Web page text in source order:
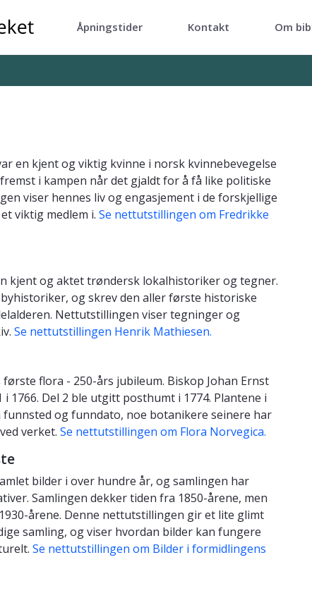
Åpningstider Kontakt Om
en kjent og viktig kvinne i norsk kvinnebevegelse
i kampen når det gjaldt for å få like politiske
viser hennes liv og engasjement i de forskjellige
viktig medlem i.Se nettutstillingen om Fredrikke
kjent og aktet trøndersk lokalhistoriker og tegner.
og skrev den aller første historiske
Nettutstillingen viser tegninger og
Se nettutstillingen Henrik Mathiesen.
flora - 250-års jubileum. Biskop Johan Ernst
1766. Del 2 ble utgitt posthumt i 1774. Plantene i
og funndato, noe botanikere seinere har
verket.Se nettutstillingen om Flora Norvegica.
bilder i over hundre år, og samlingen har
Samlingen dekker tiden fra 1850-årene, men
årene. Denne nettutstillingen gir et lite glimt
samling, og viser hvordan bilder kan fungere
Se nettutstillingen om Bilder i formidlingens